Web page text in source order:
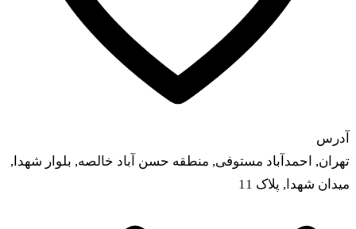
احمدآباد مستوفی, منطقه حسن آباد خالصه, بلوار شهدا,
شهدا, پلاک 11